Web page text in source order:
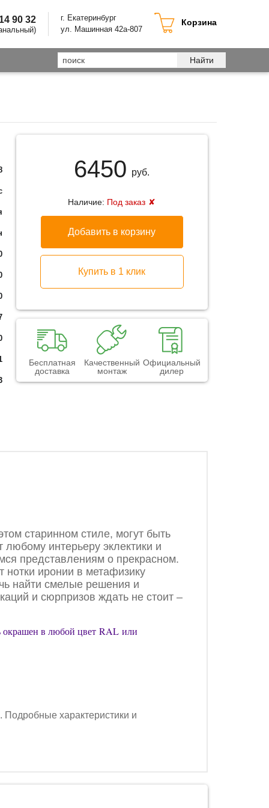
Корзина
г. Екатеринбург
ул. Машинная 42а-807
90 32
Найти
6450 руб.
Наличие: Под заказ
Добавить в корзину
Купить в 1 клик
Бесплатная
доставка
Качественный
монтаж
Официальный
дилер
старинном стиле, могут быть
интерьеру эклектики и
представлениям о прекрасном.
нотки иронии в метафизику
найти смелые решения и
и сюрпризов ждать не стоит –
окрашен в любой цвет RAL или
характеристики и